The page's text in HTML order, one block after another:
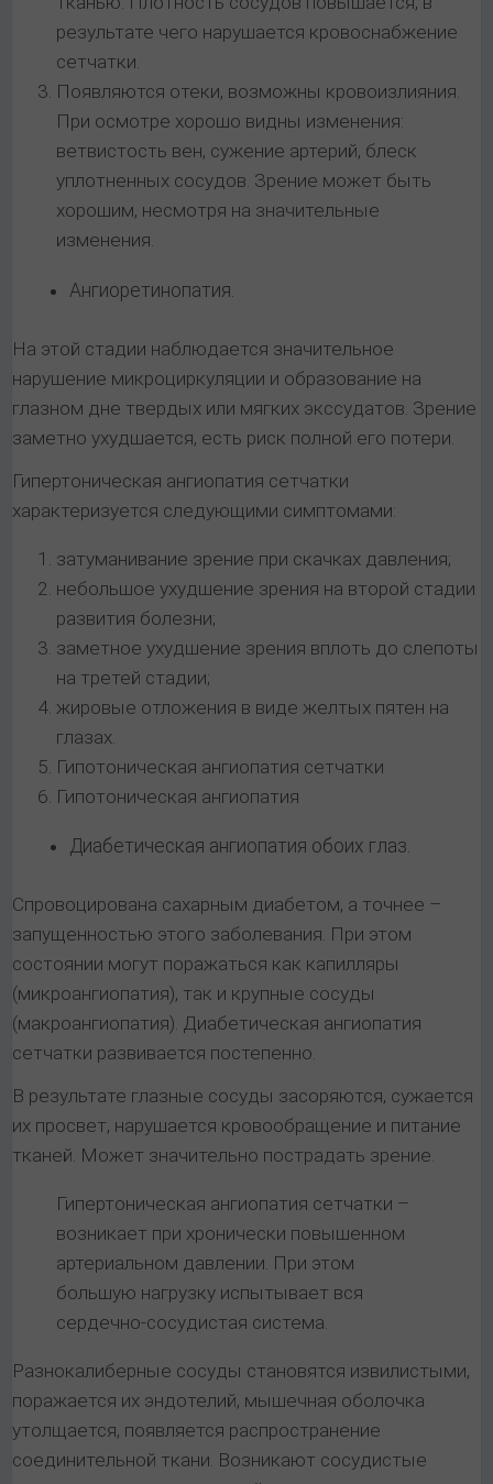
результате чего нарушается кровоснабжение
сетчатки.
Появляются отеки, возможны кровоизлияния.
При осмотре хорошо видны изменения:
ветвистость вен, сужение артерий, блеск
уплотненных сосудов. Зрение может быть
хорошим, несмотря на значительные
изменения.
Ангиоретинопатия.
На этой стадии наблюдается значительное
нарушение микроциркуляции и образование на
глазном дне твердых или мягких экссудатов. Зрение
заметно ухудшается, есть риск полной его потери.
Гипертоническая ангиопатия сетчатки
характеризуется следующими симптомами:
затуманивание зрение при скачках давления;
небольшое ухудшение зрения на второй стадии
развития болезни;
заметное ухудшение зрения вплоть до слепоты
на третей стадии;
жировые отложения в виде желтых пятен на
глазах.
Гипотоническая ангиопатия сетчатки
Гипотоническая ангиопатия
Диабетическая ангиопатия обоих глаз.
Спровоцирована сахарным диабетом, а точнее –
запущенностью этого заболевания. При этом
состоянии могут поражаться как капилляры
(микроангиопатия), так и крупные сосуды
(макроангиопатия). Диабетическая ангиопатия
сетчатки развивается постепенно.
В результате глазные сосуды засоряются, сужается
их просвет, нарушается кровообращение и питание
тканей. Может значительно пострадать зрение.
Гипертоническая ангиопатия сетчатки –
возникает при хронически повышенном
артериальном давлении. При этом
большую нагрузку испытывает вся
сердечно-сосудистая система.
Разнокалиберные сосуды становятся извилистыми,
поражается их эндотелий, мышечная оболочка
утолщается, появляется распространение
соединительной ткани. Возникают сосудистые